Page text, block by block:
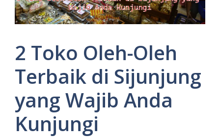
2 Toko Oleh-Oleh
Terbaik di Sijunjung
yang Wajib Anda
Kunjungi